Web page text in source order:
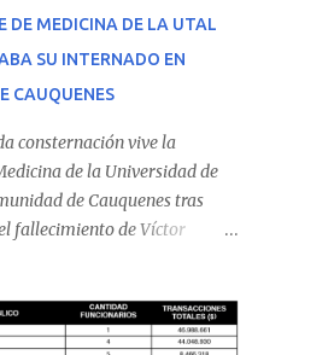
DE MEDICINA DE LA UTAL
SU INTERNADO EN
CAUQUENES
consternación vive la
de la Universidad de
de Cauquenes tras
fallecimiento de Víctor
acuerdo con los antecedentes
se presentó a cumplir su